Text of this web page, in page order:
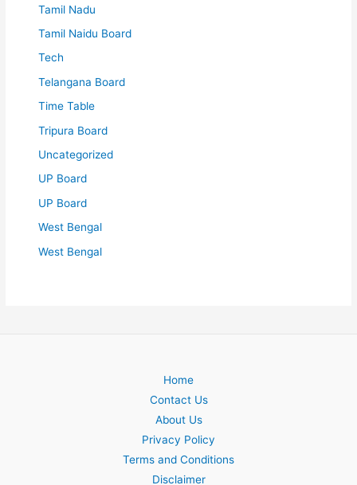
Tamil Nadu
Tamil Naidu Board
Tech
Telangana Board
Time Table
Tripura Board
Uncategorized
UP Board
UP Board
West Bengal
West Bengal
Home
Contact Us
About Us
Privacy Policy
Terms and Conditions
Disclaimer